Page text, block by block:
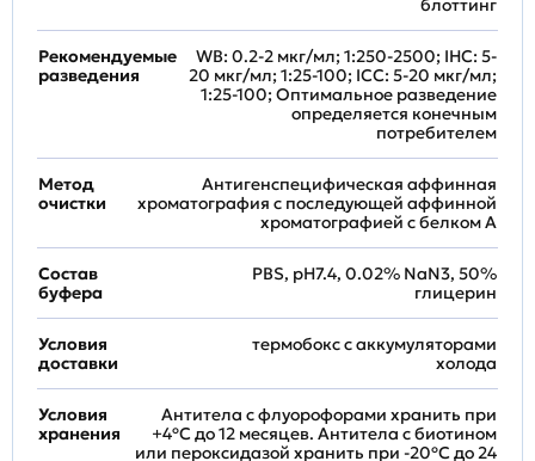
блоттинг
Рекомендуемые
разведения
WB: 0.2-2 мкг/мл; 1:250-2500; IHC: 5-
20 мкг/мл; 1:25-100; ICC: 5-20 мкг/мл;
1:25-100; Оптимальное разведение
определяется конечным
потребителем
Метод
очистки
Антигенспецифическая аффинная
хроматография с последующей аффинной
хроматографией с белком А
Состав
буфера
PBS, pH7.4, 0.02% NaN3, 50%
глицерин
Условия
доставки
термобокс с аккумуляторами
холода
Условия
хранения
Антитела с флуорофорами хранить при
+4ºС до 12 месяцев. Антитела с биотином
или пероксидазой хранить при -20ºС до 24